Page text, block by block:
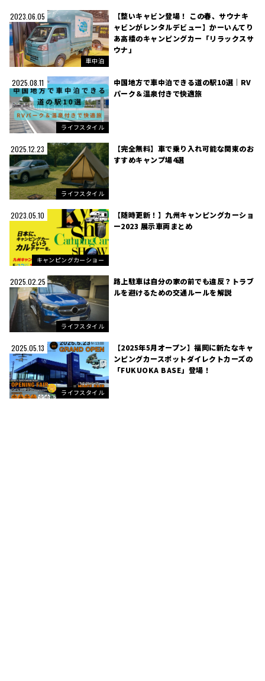
2023.06.05
車中泊
【整いキャビン登場！ この春、サウナキ
ャビンがレンタルデビュー】かーいんてり
あ高橋のキャンピングカー「リラックスサ
ウナ」
2025.08.11
ライフスタイル
中国地方で車中泊できる道の駅10選｜RV
パーク＆温泉付きで快適旅
2025.12.23
ライフスタイル
【完全無料】車で乗り入れ可能な関東のお
すすめキャンプ場4選
2023.05.10
キャンピングカーショー
【随時更新！】九州キャンピングカーショ
ー2023 展示車両まとめ
2025.02.25
ライフスタイル
路上駐車は自分の家の前でも違反？トラブ
ルを避けるための交通ルールを解説
2025.05.13
ライフスタイル
【2025年5月オープン】福岡に新たなキャ
ンピングカースポットダイレクトカーズの
「FUKUOKA BASE」登場！